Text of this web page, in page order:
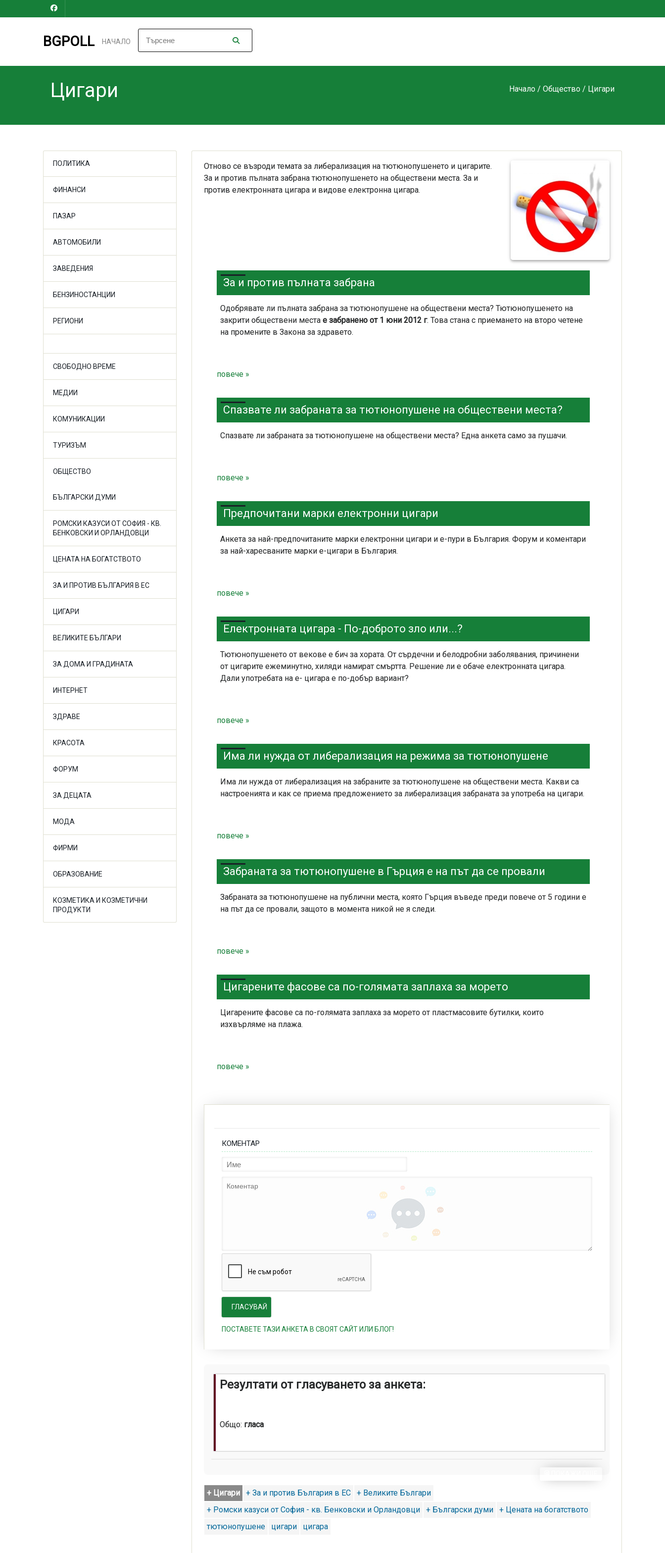
BGPOLL НАЧАЛО
Цигари Начало / Общество / Цигари
ПОЛИТИКА
ФИНАНСИ
ПАЗАР
АВТОМОБИЛИ
ЗАВЕДЕНИЯ
БЕНЗИНОСТАНЦИИ
РЕГИОНИ
СВОБОДНО ВРЕМЕ
МЕДИИ
КОМУНИКАЦИИ
ТУРИЗЪМ
ОБЩЕСТВО
БЪЛГАРСКИ ДУМИ
РОМСКИ КАЗУСИ ОТ СОФИЯ - КВ.
БЕНКОВСКИ И ОРЛАНДОВЦИ
ЦЕНАТА НА БОГАТСТВОТО
ЗА И ПРОТИВ БЪЛГАРИЯ В ЕС
ЦИГАРИ
ВЕЛИКИТЕ БЪЛГАРИ
ЗА ДОМА И ГРАДИНАТА
ИНТЕРНЕТ
ЗДРАВЕ
КРАСОТА
ФОРУМ
ЗА ДЕЦАТА
МОДА
ФИРМИ
ОБРАЗОВАНИЕ
КОЗМЕТИКА И КОЗМЕТИЧНИ
ПРОДУКТИ
Отново се възроди темата за либерализация на тютюнопушенето и цигарите.
За и против пълната забрана тютюнопушенето на обществени места. За и
против електронната цигара и видове електронна цигара.
За и против пълната забрана
Одобрявате ли пълната забрана за тютюнопушене на обществени места? Тютюнопушенето на
закрити обществени места е забранено от 1 юни 2012 г. Това стана с приемането на второ четене
на промените в Закона за здравето.
повече »
Спазвате ли забраната за тютюнопушене на обществени места?
Спазвате ли забраната за тютюнопушене на обществени места? Една анкета само за пушачи.
повече »
Предпочитани марки електронни цигари
Анкета за най-предпочитаните марки електронни цигари и е-пури в България. Форум и коментари
за най-харесваните марки е-цигари в България.
повече »
Електронната цигара - По-доброто зло или...?
Тютюнопушенето от векове е бич за хората. От сърдечни и белодробни заболявания, причинени
от цигарите ежеминутно, хиляди намират смъртта. Решение ли е обаче електронната цигара.
Дали употребата на е- цигара е по-добър вариант?
повече »
Има ли нужда от либерализация на режима за тютюнопушене
Има ли нужда от либерализация на забраните за тютюнопушене на обществени места. Какви са
настроенията и как се приема предложението за либерализация забраната за употреба на цигари.
повече »
Забраната за тютюнопушене в Гърция е на път да се провали
Забраната за тютюнопушене на публични места, която Гърция въведе преди повече от 5 години е
на път да се провали, защото в момента никой не я следи.
повече »
Цигарените фасове са по-голямата заплаха за морето
Цигарените фасове са по-голямата заплаха за морето от пластмасовите бутилки, които
изхвърляме на плажа.
повече »
КОМЕНТАР
ПОСТАВЕТЕ ТАЗИ АНКЕТА В СВОЯТ САЙТ ИЛИ БЛОГ!
Резултати от гласуването за анкета:
Общо: гласа
+ Цигари + За и против България в ЕС
+ Великите Българи
+ Ромски казуси от София - кв. Бенковски и Орландовци
+ Български думи
+ Цената на богатството
тютюнопушене
цигари цигара